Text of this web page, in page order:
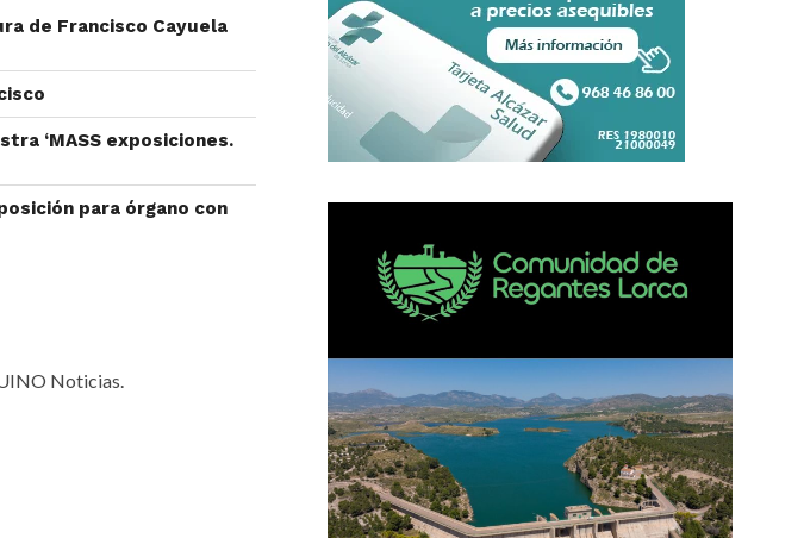
de Francisco Cayuela
‘MASS exposiciones.
para órgano con
Noticias.